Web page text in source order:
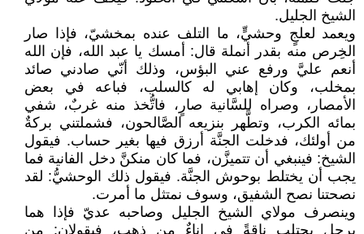
الشيخ الجليل.
ويعمد لعلجٍ وحشيٍّ، ما التلف عنده بمخشيّ، فإذا صار
الخِرص منه بقدر أنملة قال: أمسك يا عبد الله، فإن الله
أنعم عليَّ ورفع عني البؤس، وذلك أنّي صادني صائد
بمخلب، وكان إهابي له كالسلب، فباعه في بعض
الأمصار، وصراه للسَّانية صارٍ، فاتُّخذ منه غربٌ، شفي
بمائه الكرب، وتطَّهر بنزيعه الصَّالحون، فشملتني بركةٌ
من أولئك، فدخلت الجنَّة أرزق فيها بغير حساب. فيقول
الشيخ: فينبغي أن تتميزَّن، فما كان منكنَّ دخل الفانية فما
يجب أن يختلط بوحوش الجنَّة. فيقول ذلك الوحشيُّ: لقد
نصحتنا نصح الشفيق، وسوف نمتثل ما أمرت.
وينصرف مولاي الشيخ الجليل وصاحبه عديّ فإذا هما
برجلٍ يحتلب ناقةً في إناءٌ من ذهب، فيقولان: من